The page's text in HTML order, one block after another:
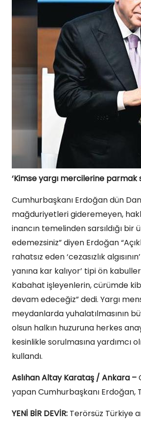
‘Kimse yargı mercilerine parmak
Cumhurbaşkanı Erdoğan dün
mağduriyetleri gideremeyen,
inancın temelinden sarsıldığı bir
edemezsiniz” diyen Erdoğan
rahatsız eden ‘cezasızlık
yanına kar kalıyor’ tipi ön
Kabahat işleyenlerin, cürümde
devam edeceğiz” dedi. Yargı
meydanlarda yuhalatılmasının
olsun halkın huzuruna herkes
kesinlikle sorulmasına yardımcı
kullandı.
Aslıhan Altay Karataş / Ankara –
yapan Cumhurbaşkanı Erdoğan,
YENİ BİR DEVİR: Terörsüz Türkiye